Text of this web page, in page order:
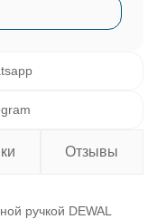
Отзывы
ручкой DEWAL